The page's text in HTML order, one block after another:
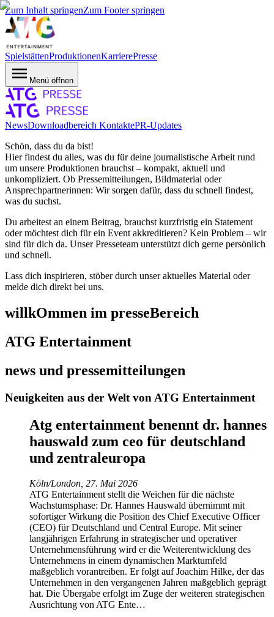
Zum Inhalt springenZum Footer springen
SpielstättenProduktionenKarrierePresse
Menü öffnen
NewsDownloadbereich KontaktePR-Updates
Schön, dass du da bist!
Hier findest du alles, was du für deine journalistische Arbeit rund
um unsere Produktionen brauchst – kompakt, aktuell und
unkompliziert. Ob Pressemitteilungen, Bildmaterial oder
Ansprechpartnerinnen: Wir sorgen dafür, dass du schnell findest,
was du suchst.
Du arbeitest an einem Beitrag, brauchst kurzfristig ein Statement
oder möchtest dich für ein Event akkreditieren? Kein Problem – wir
sind für dich da. Unser Presseteam unterstützt dich gerne persönlich
und schnell.
Lass dich inspirieren, stöber durch unser aktuelles Material oder
melde dich direkt bei uns.
willkOmmen im presseBereich
ATG Entertainment
news und pressemitteilungen
Neuigkeiten aus der Welt von ATG Entertainment
Atg entertainment benennt dr. hannes
hauswald zum ceo für deutschland
und zentraleuropa
Köln/London, 27. Mai 2026
ATG Entertainment stellt die Weichen für die nächste
Wachstumsphase: Dr. Hannes Hauswald übernimmt mit
sofortiger Wirkung die Position des Chief Executive Officer
(CEO) für Deutschland und Central Europe. Mit seiner
langjährigen Erfahrung in strategischer und operativer
Unternehmensführung wird er die Weiterentwicklung des
Unternehmens in einem dynamischen Marktumfeld
maßgeblich vorantreiben. Er folgt auf Joachim Hilke, der das
Unternehmen in den vergangenen Jahren maßgeblich geprägt
hat. Die Übergabe erfolgt im Zuge der weiteren strategischen
Ausrichtung von ATG Ente…